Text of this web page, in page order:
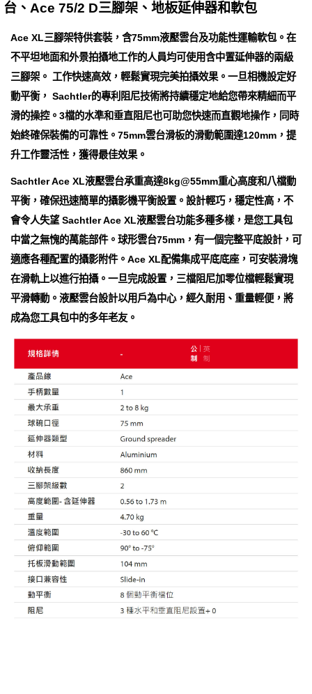
台、Ace 75/2 D三腳架、地板延伸器和軟包
Ace XL三腳架特供套裝，含75mm液壓雲台及功能性運輸軟包。在
不平坦地面和外景拍攝地工作的人員均可使用含中置延伸器的兩級
三腳架。 工作快速高效，輕鬆實現完美拍攝效果。一旦相機設定好
動平衡， Sachtler的專利阻尼技術將持續穩定地給您帶來精細而平
滑的操控。3檔的水準和垂直阻尼也可助您快速而直觀地操作，同時
始終確保裝備的可靠性。75mm雲台滑板的滑動範圍達120mm，提
升工作靈活性，獲得最佳效果。
Sachtler Ace XL液壓雲台承重高達8kg@55mm重心高度和八檔動
平衡，確保迅速簡單的攝影機平衡設置。設計輕巧，穩定性高，不
會令人失望 Sachtler Ace XL液壓雲台功能多種多樣，是您工具包
中當之無愧的萬能部件。球形雲台75mm，有一個完整平底設計，可
適應各種配置的攝影附件。Ace XL配備集成平底底座，可安裝滑塊
在滑軌上以進行拍攝。一旦完成設置，三檔阻尼加零位檔輕鬆實現
平滑轉動。液壓雲台設計以用戶為中心，經久耐用、重量輕便，將
成為您工具包中的多年老友。